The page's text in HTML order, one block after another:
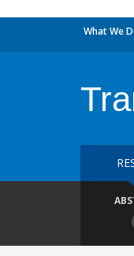
What We